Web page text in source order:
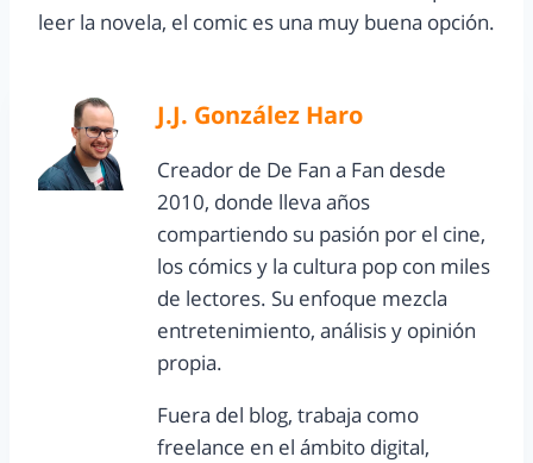
leer la novela, el comic es una muy buena opción.
J.J. González Haro
Creador de De Fan a Fan desde
2010, donde lleva años
compartiendo su pasión por el cine,
los cómics y la cultura pop con miles
de lectores. Su enfoque mezcla
entretenimiento, análisis y opinión
propia.
Fuera del blog, trabaja como
freelance en el ámbito digital,